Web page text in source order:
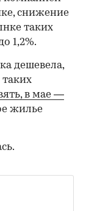
снижение
таких
1,2%.
дешевела,
таких
в мае —
жилье